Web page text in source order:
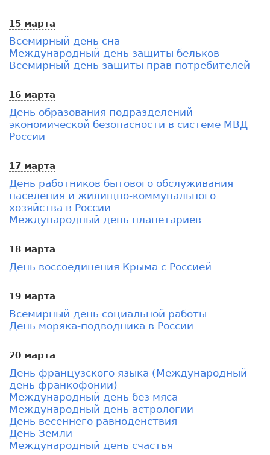
15 марта
Всемирный день сна
Международный день защиты бельков
Всемирный день защиты прав потребителей
16 марта
День образования подразделений
экономической безопасности в системе МВД
России
17 марта
День работников бытового обслуживания
населения и жилищно-коммунального
хозяйства в России
Международный день планетариев
18 марта
День воссоединения Крыма с Россией
19 марта
Всемирный день социальной работы
День моряка-подводника в России
20 марта
День французского языка (Международный
день франкофонии)
Международный день без мяса
Международный день астрологии
День весеннего равноденствия
День Земли
Международный день счастья